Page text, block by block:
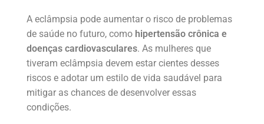
A eclâmpsia pode aumentar o risco de problemas
de saúde no futuro, como hipertensão crônica e
doenças cardiovasculares. As mulheres que
tiveram eclâmpsia devem estar cientes desses
riscos e adotar um estilo de vida saudável para
mitigar as chances de desenvolver essas
condições.